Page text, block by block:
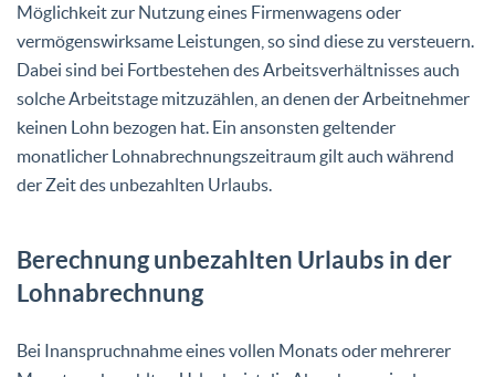
Möglichkeit zur Nutzung eines Firmenwagens oder
vermögenswirksame Leistungen, so sind diese zu versteuern.
Dabei sind bei Fortbestehen des Arbeitsverhältnisses auch
solche Arbeitstage mitzuzählen, an denen der Arbeitnehmer
keinen Lohn bezogen hat. Ein ansonsten geltender
monatlicher Lohnabrechnungszeitraum gilt auch während
der Zeit des unbezahlten Urlaubs.
Berechnung unbezahlten Urlaubs in der
Lohnabrechnung
Bei Inanspruchnahme eines vollen Monats oder mehrerer